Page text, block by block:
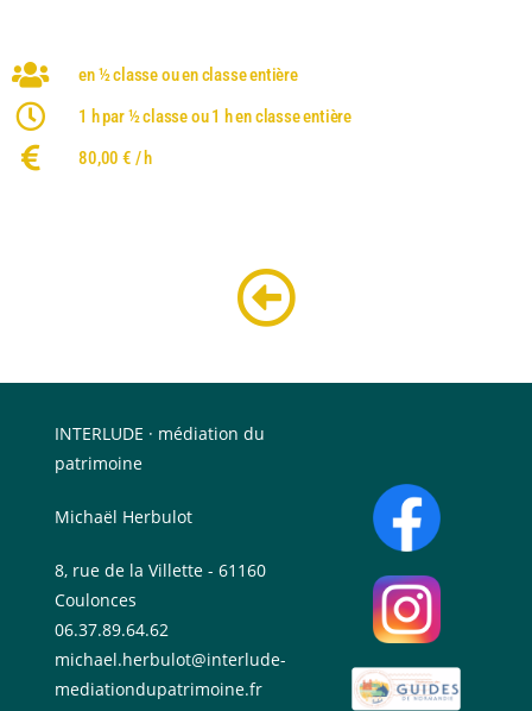
en ½ classe ou en classe entière
1 h par ½ classe ou 1 h en classe entière
80,00 € / h
INTERLUDE · médiation du
patrimoine
Michaël Herbulot
8, rue de la Villette - 61160
Coulonces
06.37.89.64.62
michael.herbulot@interlude-
mediationdupatrimoine.fr